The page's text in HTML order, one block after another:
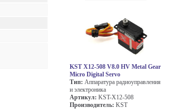
KST X12-508 V8.0 HV Metal Gear
Micro Digital Servo
Тип: Аппаратура радиоуправления
и электроника
Артикул: KST-X12-508
Производитель: KST